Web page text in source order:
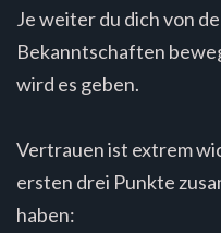
Je weiter du dich von
Bekanntschaften
wird es geben.
Vertrauen ist extrem
ersten drei Punkte
haben: